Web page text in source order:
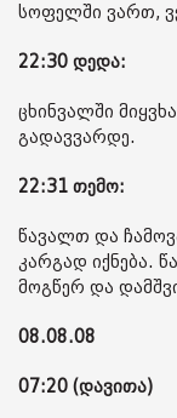
სოფელში ვართ,
22:30 დედა:
ცხინვალში
გადავვარდე.
22:31 თემო:
წავალთ და
კარგად იქნება.
მოგწერ და
08.08.08
07:20 (დავითა)